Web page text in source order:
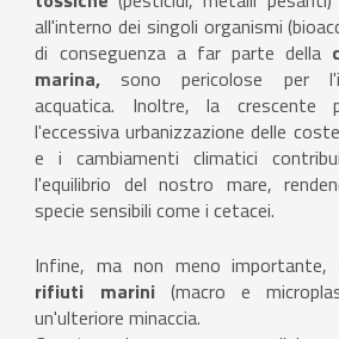
all'interno dei singoli organismi
di conseguenza a far parte della
marina, sono pericolose per
acquatica. Inoltre, la crescente
l'eccessiva urbanizzazione delle
e i cambiamenti climatici
l'equilibrio del nostro mare,
specie sensibili come i cetacei.
Infine, ma non meno importante,
rifiuti marini(macro e
un'ulteriore minaccia.